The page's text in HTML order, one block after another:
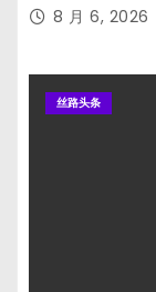
8 月 6, 2026
丝路头条